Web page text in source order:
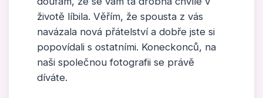
životě líbila. Věřím, že spousta z vás
navázala nová přátelství a dobře jste si
popovídali s ostatními. Koneckonců, na
naši společnou fotografii se právě
díváte.